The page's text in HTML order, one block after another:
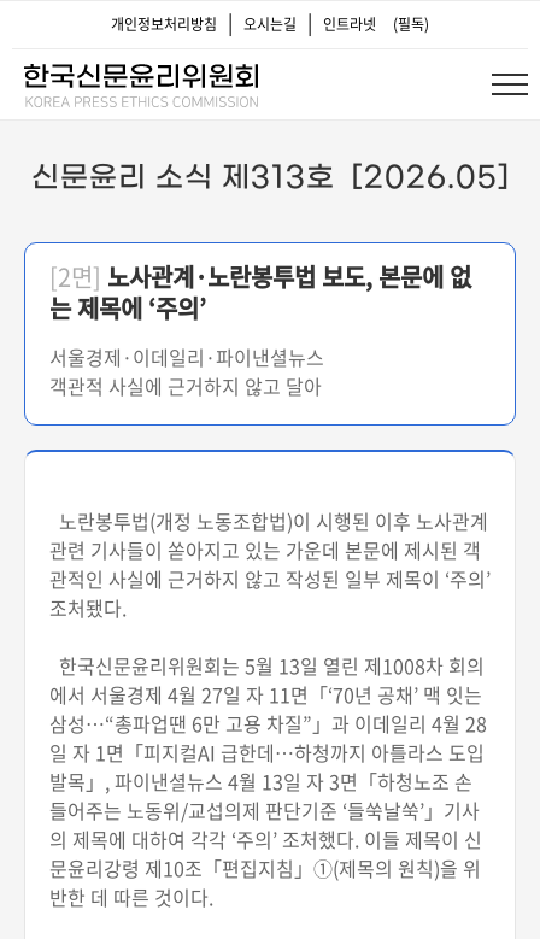
개인정보처리방침 | 오시는길 | 인트라넷 (필독)
신문윤리 소식 제313호 [2026.05]
[2면] 노사관계·노란봉투법 보도, 본문에 없
는 제목에 ‘주의’
서울경제·이데일리·파이낸셜뉴스
객관적 사실에 근거하지 않고 달아
노란봉투법(개정 노동조합법)이 시행된 이후 노사관계
관련 기사들이 쏟아지고 있는 가운데 본문에 제시된 객
관적인 사실에 근거하지 않고 작성된 일부 제목이 ‘주의’
조처됐다.
한국신문윤리위원회는 5월 13일 열린 제1008차 회의
에서 서울경제 4월 27일 자 11면「‘70년 공채’ 맥 잇는
삼성…“총파업땐 6만 고용 차질”」과 이데일리 4월 28
일 자 1면「피지컬AI 급한데…하청까지 아틀라스 도입
발목」, 파이낸셜뉴스 4월 13일 자 3면「하청노조 손
들어주는 노동위/교섭의제 판단기준 ‘들쑥날쑥’」기사
의 제목에 대하여 각각 ‘주의’ 조처했다. 이들 제목이 신
문윤리강령 제10조「편집지침」①(제목의 원칙)을 위
반한 데 따른 것이다.